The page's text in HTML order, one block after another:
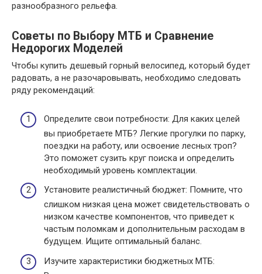
разнообразного рельефа.
Советы по Выбору МТБ и Сравнение
Недорогих Моделей
Чтобы купить дешевый горный велосипед, который будет
радовать, а не разочаровывать, необходимо следовать
ряду рекомендаций:
Определите свои потребности: Для каких целей
вы приобретаете МТБ? Легкие прогулки по парку,
поездки на работу, или освоение лесных троп?
Это поможет сузить круг поиска и определить
необходимый уровень комплектации.
Установите реалистичный бюджет: Помните, что
слишком низкая цена может свидетельствовать о
низком качестве компонентов, что приведет к
частым поломкам и дополнительным расходам в
будущем. Ищите оптимальный баланс.
Изучите характеристики бюджетных МТБ: